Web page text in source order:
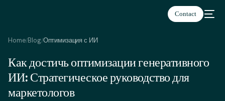
Contact
Home/Blog/Оптимизация с ИИ
Как достичь оптимизации генеративного
ИИ: Стратегическое руководство для
маркетологов
Русский